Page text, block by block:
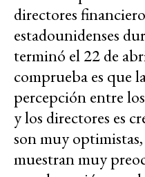
directores
estadounidenses
terminó el 22 de
comprueba es que
percepción entre
y los directores es
son muy optimistas,
muestran muy